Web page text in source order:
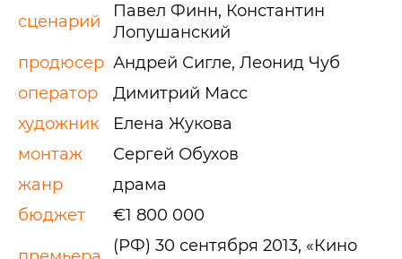
сценарий
Павел Финн, Константин
Лопушанский
продюсер Андрей Сигле, Леонид Чуб
оператор
Димитрий Масс
художник
Елена Жукова
монтаж
Сергей Обухов
жанр
драма
бюджет
€1 800 000
(РФ) 30 сентября 2013, «Кино